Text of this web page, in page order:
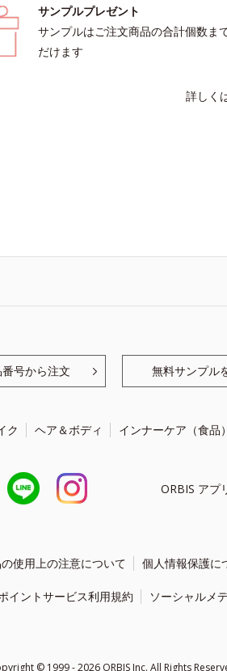
サンプルプレゼント
サンプルはご注文商品の合計個数ま
だけます
詳しく
号から注文 無料サンプル
ク ヘア＆ボディ インナーケア（食品）
ORBIS アプ
使用上の注意について 個人情報保護に
イントサービス利用規約 ソーシャルメ
© 1999 - 2026 ORBIS Inc. All Rights